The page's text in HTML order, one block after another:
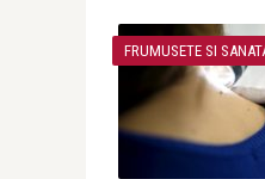
FRUMUSETE SI